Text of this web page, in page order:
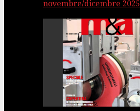
novembre/dicembre 2025